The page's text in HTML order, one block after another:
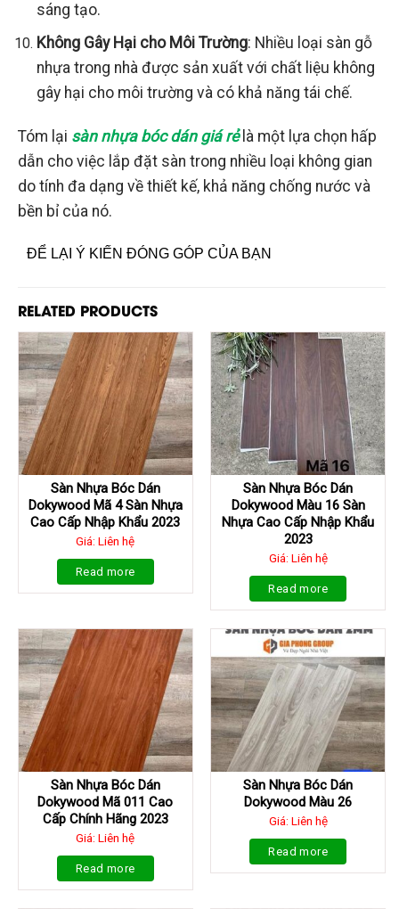
sáng tạo.
Không Gây Hại cho Môi Trường: Nhiều loại sàn gỗ
nhựa trong nhà được sản xuất với chất liệu không
gây hại cho môi trường và có khả năng tái chế.
Tóm lại sàn nhựa bóc dán giá rẻlà một lựa chọn hấp
dẫn cho việc lắp đặt sàn trong nhiều loại không gian
do tính đa dạng về thiết kế, khả năng chống nước và
bền bỉ của nó.
ĐỂ LẠI Ý KIẾN ĐÓNG GÓP CỦA BẠN
RELATED PRODUCTS
Sàn Nhựa Bóc Dán
Dokywood Mã 4 Sàn Nhựa
Cao Cấp Nhập Khẩu 2023
Giá: Liên hệ
Read more
Sàn Nhựa Bóc Dán
Dokywood Màu 16 Sàn
Nhựa Cao Cấp Nhập Khẩu
2023
Giá: Liên hệ
Read more
Sàn Nhựa Bóc Dán
Dokywood Mã 011 Cao
Cấp Chính Hãng 2023
Giá: Liên hệ
Read more
Sàn Nhựa Bóc Dán
Dokywood Màu 26
Giá: Liên hệ
Read more